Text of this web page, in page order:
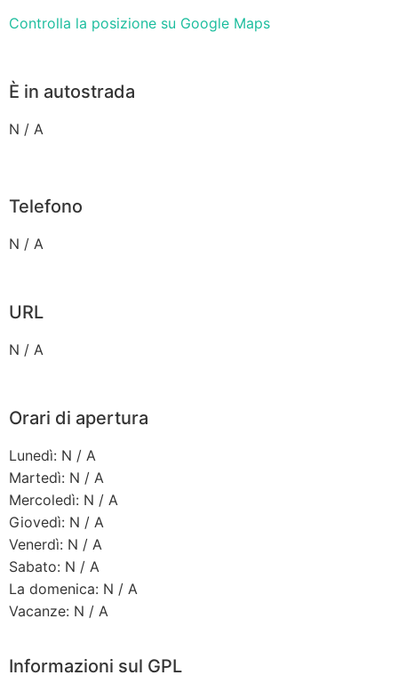
Controlla la posizione su Google Maps
È in autostrada
N / A
Telefono
N / A
URL
N / A
Orari di apertura
Lunedì: N / A
Martedì: N / A
Mercoledì: N / A
Giovedì: N / A
Venerdì: N / A
Sabato: N / A
La domenica: N / A
Vacanze: N / A
Informazioni sul GPL